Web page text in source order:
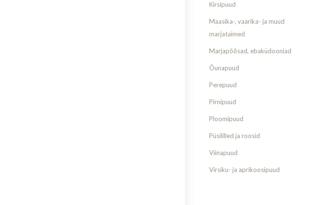
Kirsipuud
Maasika-, vaarika- ja muud
marjataimed
Marjapõõsad, ebaküdooniad
Õunapuud
Perepuud
Pirnipuud
Ploomipuud
Püsililled ja roosid
Viinapuud
Virsiku- ja aprikoosipuud